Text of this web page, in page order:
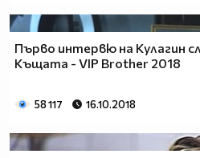
Първо интервю на Кулагин
Къщата - VIP Brother 2018
58 117 16.10.2018